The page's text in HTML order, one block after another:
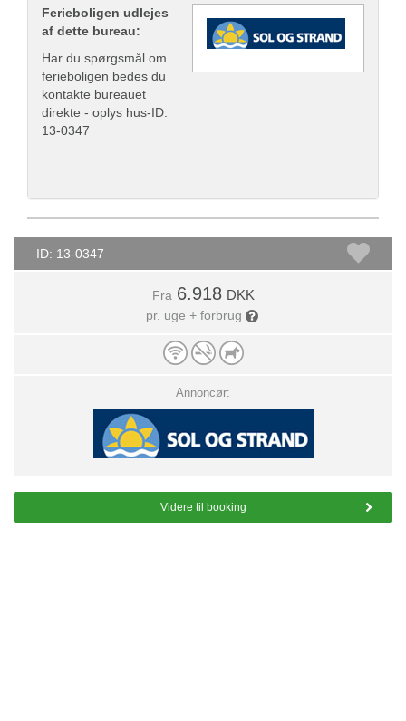
Ferieboligen udlejes
af dette bureau:
Har du spørgsmål om
ferieboligen bedes du
kontakte bureauet
direkte - oplys hus-ID:
13-0347
ID: 13-0347
Fra 6.918 DKK
pr. uge + forbrug
Annoncør:
Videre til booking